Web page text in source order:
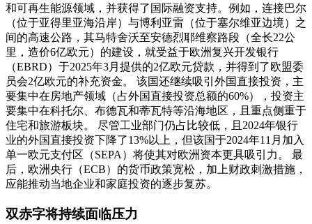
和可再生能源领域，并获得了国际融资支持。例如，连接巴尔
（位于亚得里亚海沿岸）与博利亚雷（位于塞尔维亚边境）之
间的高速公路，其马特舍沃至安德烈耶维察路段（全长22公
里，造价6亿欧元）的建设，就受益于欧洲复兴开发银行
（EBRD）于2025年3月提供的2亿欧元贷款，并得到了欧盟委
员会2亿欧元的补充资金。 该国还继续吸引外国直接投资，主
要集中在房地产领域（占外国直接投资总额的60%），投资主
要集中在科托尔、布德瓦和蒂瓦特等沿海地区，且重点侧重于
住宅和旅游板块。 尽管工业部门仍占比较低，且2024年银行
业的外国直接投资下降了13%以上，但该国于2024年11月加入
单一欧元支付区（SEPA）将使其对欧洲资本更具吸引力。 最
后，欧洲央行（ECB）的货币政策宽松，加上财政刺激措施，
应能推动当地企业和家庭投资的逐步复苏。
双赤字将持续面临压力